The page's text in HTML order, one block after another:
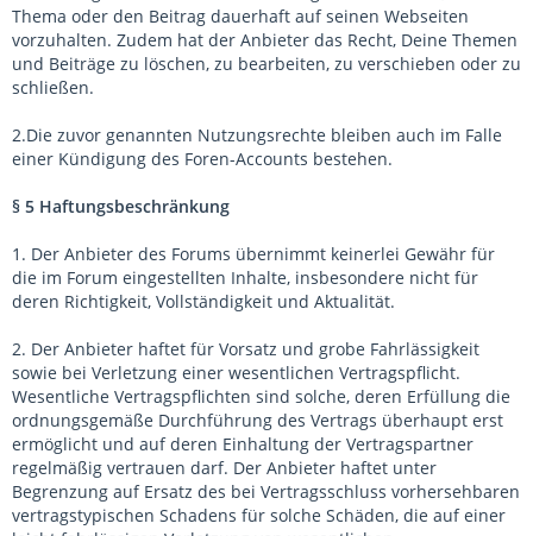
Thema oder den Beitrag dauerhaft auf seinen Webseiten
vorzuhalten. Zudem hat der Anbieter das Recht, Deine Themen
und Beiträge zu löschen, zu bearbeiten, zu verschieben oder zu
schließen.
2.Die zuvor genannten Nutzungsrechte bleiben auch im Falle
einer Kündigung des Foren-Accounts bestehen.
§ 5 Haftungsbeschränkung
1. Der Anbieter des Forums übernimmt keinerlei Gewähr für
die im Forum eingestellten Inhalte, insbesondere nicht für
deren Richtigkeit, Vollständigkeit und Aktualität.
2. Der Anbieter haftet für Vorsatz und grobe Fahrlässigkeit
sowie bei Verletzung einer wesentlichen Vertragspflicht.
Wesentliche Vertragspflichten sind solche, deren Erfüllung die
ordnungsgemäße Durchführung des Vertrags überhaupt erst
ermöglicht und auf deren Einhaltung der Vertragspartner
regelmäßig vertrauen darf. Der Anbieter haftet unter
Begrenzung auf Ersatz des bei Vertragsschluss vorhersehbaren
vertragstypischen Schadens für solche Schäden, die auf einer